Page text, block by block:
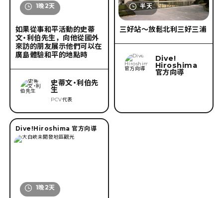
搜索
刪除條件
1晚2天
如果從事和平活動的史蒂
文・利伯先生，向他從國外
來訪的朋友展示他們可以在
廣島體驗和平的地點時
史蒂文・利伯先
生
PCV代表
半天
三好站〜放鬆北利三好三浦
Dive!
Hiroshima
官方向導
Dive!Hiroshima 官方向導
1晚2天